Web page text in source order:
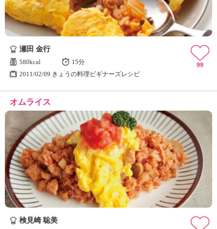
瀬田 金行
580kcal
15分
2011/02/09 きょうの料理ビギナーズレシピ
99
オムライス
検見崎 聡美